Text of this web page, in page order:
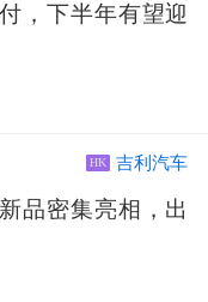
，下半年有望迎
HK 吉利汽车
品密集亮相，出